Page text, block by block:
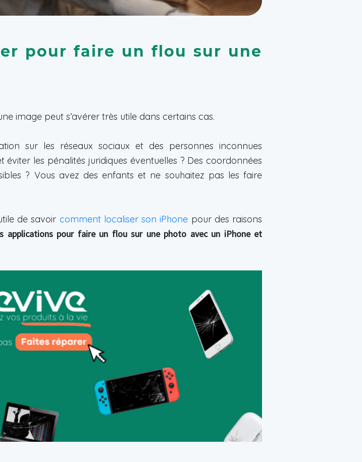
pour faire un flou sur une
image peut s’avérer très utile dans certains cas.
sur les réseaux sociaux et des personnes inconnues
éviter les pénalités juridiques éventuelles ? Des coordonnées
? Vous avez des enfants et ne souhaitez pas les faire
de savoir comment localiser son iPhone pour des raisons
applications pour faire un flou sur une photo avec un iPhone et